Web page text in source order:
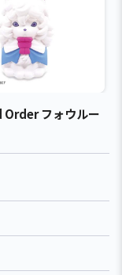
Order フォウルー